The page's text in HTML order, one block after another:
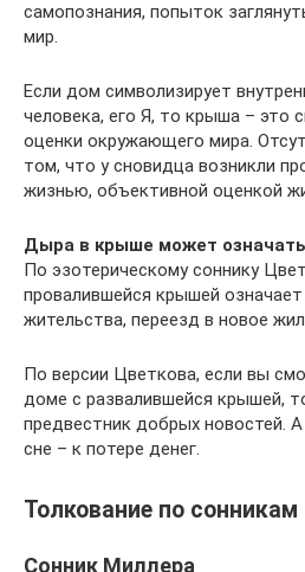
самопознания, попыток
мир.
Если дом символизирует
человека, его Я, то крыша – это
оценки окружающего мира.
том, что у сновидца возникли
жизнью, объективной оценкой
Дыра в крыше может
По эзотерическому соннику
провалившейся крышей
жительства, переезд в новое
По версии Цветкова, если вы
доме с развалившейся крышей,
предвестник добрых новостей.
сне – к потере денег.
Толкование по сонникам
Сонник Миллера